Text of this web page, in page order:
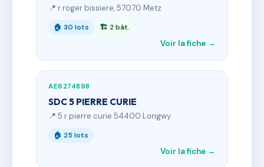
📍 r roger bissiere, 57070 Metz
🏠 30 lots 🏗 2 bât.
Voir la fiche →
AE6274898
SDC 5 PIERRE CURIE
📍 5 r pierre curie 54400 Longwy
🏠 25 lots
Voir la fiche →